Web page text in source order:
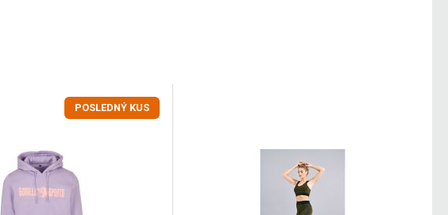
POSLEDNÝ KUS